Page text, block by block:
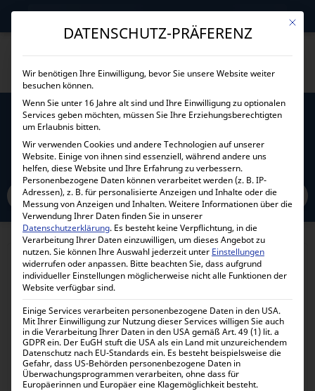
→
VICTRON ENERGY MULTIPLUS 48/1600/20-16
PMP482160000
Home Alle Produkte Wechselrichter Kombiwechselrichter
48 Volt KW Victron Energy MultiPlus 48/1600/20-16 PMP482160000
Mit
DATENSCHUTZ-PRÄFERENZ
Wir benötigen Ihre Einwilligung, bevor Sie unsere Website weiter
besuchen können.
Wenn Sie unter 16 Jahre alt sind und Ihre Einwilligung zu optionalen
Services geben möchten, müssen Sie Ihre Erziehungsberechtigten
um Erlaubnis bitten.
Wir verwenden Cookies und andere Technologien auf unserer
Website. Einige von ihnen sind essenziell, während andere uns
helfen, diese Website und Ihre Erfahrung zu verbessern.
Personenbezogene Daten können verarbeitet werden (z. B. IP-
Adressen), z. B. für personalisierte Anzeigen und Inhalte oder die
Messung von Anzeigen und Inhalten.Weitere Informationen über die
Verwendung Ihrer Daten finden Sie in unserer
Datenschutzerklärung. Es besteht keine Verpflichtung, in die
Verarbeitung Ihrer Daten einzuwilligen, um dieses Angebot zu
nutzen.Sie können Ihre Auswahl jederzeit unter Einstellungen
widerrufen oder anpassen. Bitte beachten Sie, dass aufgrund
individueller Einstellungen möglicherweise nicht alle Funktionen der
Website verfügbar sind.
Einige Services verarbeiten personenbezogene Daten in den USA.
Mit Ihrer Einwilligung zur Nutzung dieser Services willigen Sie auch
in die Verarbeitung Ihrer Daten in den USA gemäß Art. 49 (1) lit. a
GDPR ein. Der EuGH stuft die USA als ein Land mit unzureichendem
Datenschutz nach EU-Standards ein. Es besteht beispielsweise die
Gefahr, dass US-Behörden personenbezogene Daten in
Überwachungsprogrammen verarbeiten, ohne dass für
Europäerinnen und Europäer eine Klagemöglichkeit besteht.